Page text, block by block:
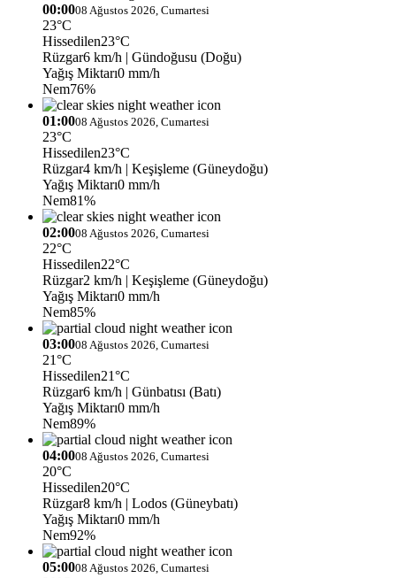
00:0008 Ağustos 2026, Cumartesi
23°C
Hissedilen23°C
Rüzgar6 km/h | Gündoğusu (Doğu)
Yağış Miktarı0 mm/h
Nem76%
01:0008 Ağustos 2026, Cumartesi
23°C
Hissedilen23°C
Rüzgar4 km/h | Keşişleme (Güneydoğu)
Yağış Miktarı0 mm/h
Nem81%
02:0008 Ağustos 2026, Cumartesi
22°C
Hissedilen22°C
Rüzgar2 km/h | Keşişleme (Güneydoğu)
Yağış Miktarı0 mm/h
Nem85%
03:0008 Ağustos 2026, Cumartesi
21°C
Hissedilen21°C
Rüzgar6 km/h | Günbatısı (Batı)
Yağış Miktarı0 mm/h
Nem89%
04:0008 Ağustos 2026, Cumartesi
20°C
Hissedilen20°C
Rüzgar8 km/h | Lodos (Güneybatı)
Yağış Miktarı0 mm/h
Nem92%
05:0008 Ağustos 2026, Cumartesi